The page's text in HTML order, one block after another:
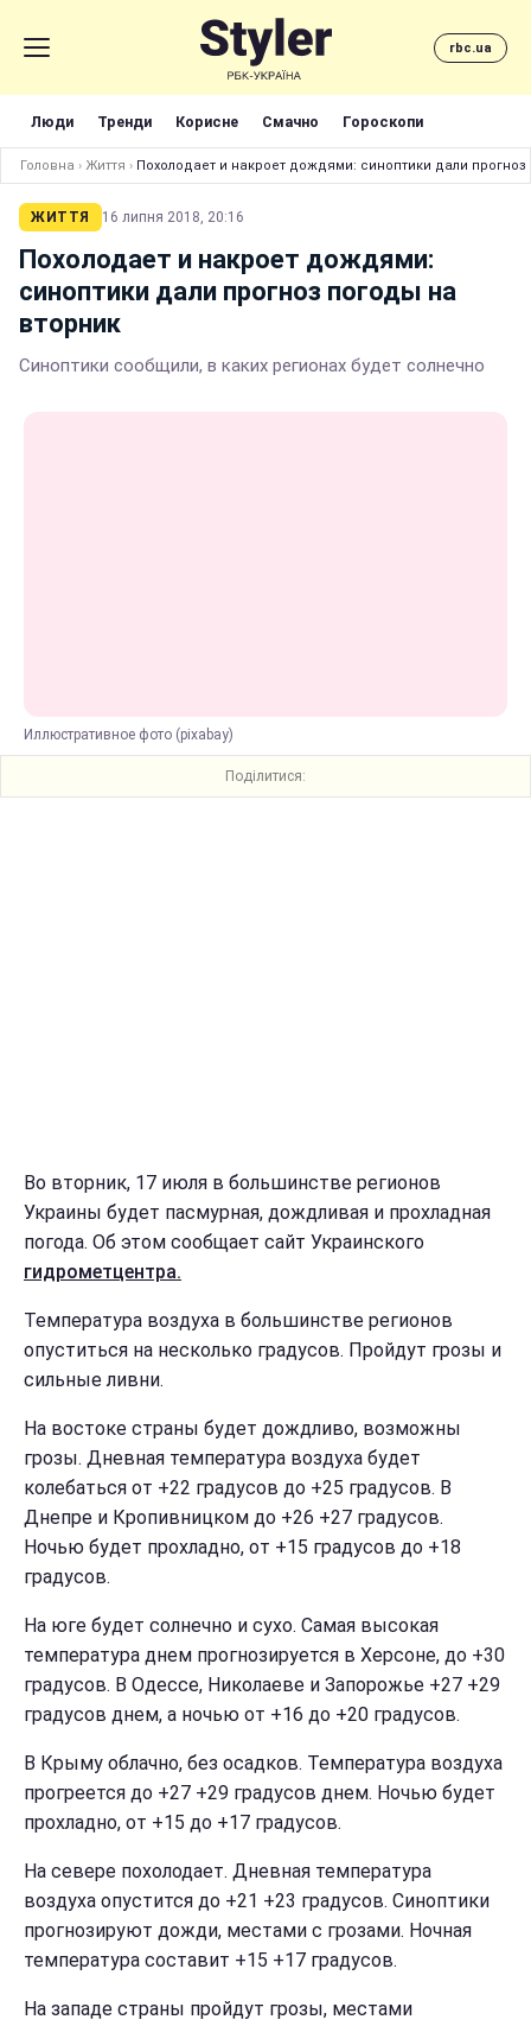
rbc.ua
Люди Тренди Корисне Смачно Гороскопи
Головна › Життя › Похолодает и накроет дождями: синоптики дали
ЖИТТЯ 16 липня 2018, 20:16
Похолодает и накроет дождями:
синоптики дали прогноз погоды на
вторник
Синоптики сообщили, в каких регионах будет солнечно
Иллюстративное фото (pixabay)
Поділитися:
Во вторник, 17 июля в большинстве регионов
Украины будет пасмурная, дождливая и прохладная
погода. Об этом сообщает сайт Украинского
гидрометцентра.
Температура воздуха в большинстве регионов
опуститься на несколько градусов. Пройдут грозы и
сильные ливни.
На востоке страны будет дождливо, возможны
грозы. Дневная температура воздуха будет
колебаться от +22 градусов до +25 градусов. В
Днепре и Кропивницком до +26 +27 градусов.
Ночью будет прохладно, от +15 градусов до +18
градусов.
На юге будет солнечно и сухо. Самая высокая
температура днем прогнозируется в Херсоне, до +30
градусов. В Одессе, Николаеве и Запорожье +27 +29
градусов днем, а ночью от +16 до +20 градусов.
В Крыму облачно, без осадков. Температура воздуха
прогреется до +27 +29 градусов днем. Ночью будет
прохладно, от +15 до +17 градусов.
На севере похолодает. Дневная температура
воздуха опустится до +21 +23 градусов. Синоптики
прогнозируют дожди, местами с грозами. Ночная
температура составит +15 +17 градусов.
На западе страны пройдут грозы, местами